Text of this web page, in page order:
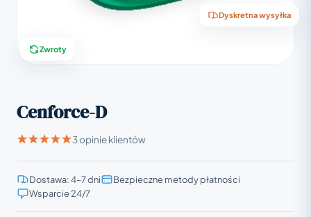
Dyskretna wysyłka
Zwroty
Cenforce-D
3 opinie klientów
Dostawa: 4–7 dni
Bezpieczne metody płatności
Wsparcie 24/7